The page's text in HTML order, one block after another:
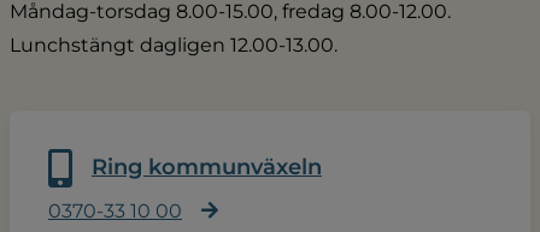
Måndag-torsdag 8.00-15.00, fredag 8.00-12.00.
Lunchstängt dagligen 12.00-13.00.
Ring kommunväxeln
0370-33 10 00